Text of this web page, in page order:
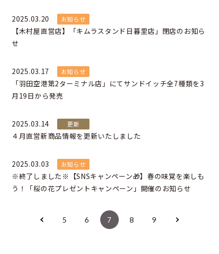
2025.03.20 お知らせ
【木村屋直営店】「キムラスタンド日暮里店」閉店のお知ら
せ
2025.03.17 お知らせ
「羽田空港第2ターミナル店」にてサンドイッチ全7種類を3
月19日から発売
2025.03.14 更新
４月直営新商品情報を更新いたしました
2025.03.03 お知らせ
※終了しました※【SNSキャンペーン🎁】春の味覚を楽しも
う！「桜の花プレゼントキャンペーン」開催のお知らせ
5 6 7 8 9